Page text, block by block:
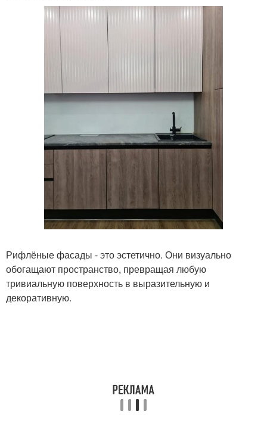
Рифлёные фасады - это эстетично. Они визуально
обогащают пространство, превращая любую
тривиальную поверхность в выразительную и
декоративную.